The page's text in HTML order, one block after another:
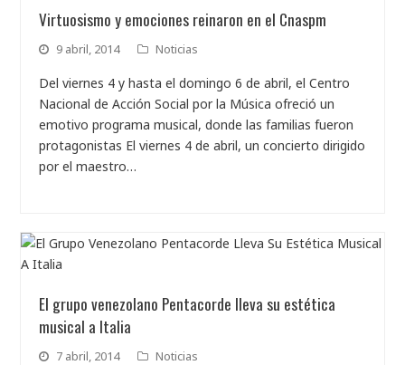
Virtuosismo y emociones reinaron en el Cnaspm
9 abril, 2014 Noticias
Del viernes 4 y hasta el domingo 6 de abril, el Centro
Nacional de Acción Social por la Música ofreció un
emotivo programa musical, donde las familias fueron
protagonistas El viernes 4 de abril, un concierto dirigido
por el maestro…
El grupo venezolano Pentacorde lleva su estética
musical a Italia
7 abril, 2014 Noticias